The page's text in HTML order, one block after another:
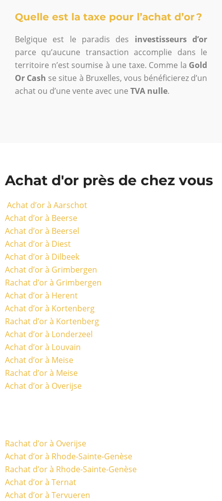
Quelle est la taxe pour l’achat d’or ?
Belgique est le paradis des investisseurs d’or
parce qu’aucune transaction accomplie dans le
territoire n’est soumise à une taxe. Comme la Gold
Or Cash se situe à Bruxelles, vous bénéficierez d’un
achat ou d’une vente avec une TVA nulle.
Achat d'or près de chez vous
Achat d’or à Aarschot
Achat d’or à Beerse
Achat d’or à Beersel
Achat d’or à Diest
Achat d’or à Dilbeek
Achat d’or à Grimbergen
Rachat d’or à Grimbergen
Achat d’or à Herent
Achat d’or à Kortenberg
Rachat d’or à Kortenberg
Achat d’or à Londerzeel
Achat d’or à Louvain
Achat d’or à Meise
Rachat d’or à Meise
Achat d’or à Overijse
Rachat d’or à Overijse
Achat d’or à Rhode-Sainte-Genèse
Rachat d’or à Rhode-Sainte-Genèse
Achat d’or à Ternat
Achat d’or à Tervueren